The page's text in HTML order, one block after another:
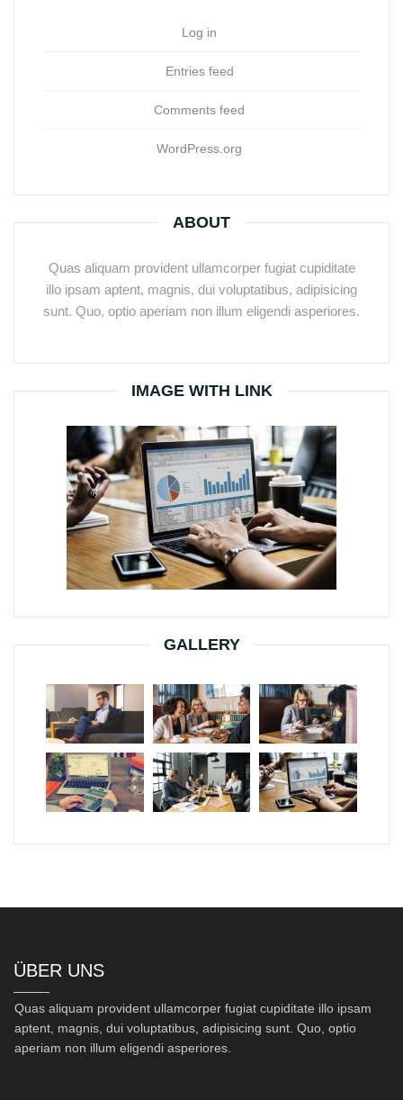
Log in
Entries feed
Comments feed
WordPress.org
ABOUT
Quas aliquam provident ullamcorper fugiat cupiditate
illo ipsam aptent, magnis, dui voluptatibus, adipisicing
sunt. Quo, optio aperiam non illum eligendi asperiores.
IMAGE WITH LINK
GALLERY
ÜBER UNS
Quas aliquam provident ullamcorper fugiat cupiditate illo ipsam
aptent, magnis, dui voluptatibus, adipisicing sunt. Quo, optio
aperiam non illum eligendi asperiores.